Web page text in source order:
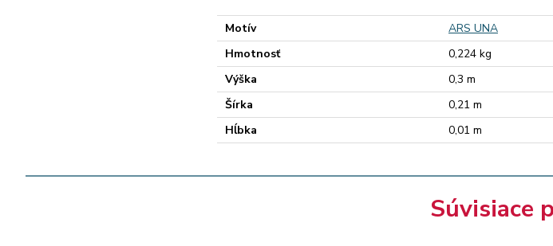
Motív
ARS UNA
Hmotnosť
0,224 kg
Výška
0,3 m
Šírka
0,21 m
Hĺbka
0,01 m
Súvisiace